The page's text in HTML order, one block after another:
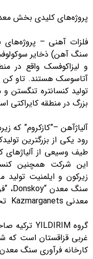
پروژه‌های کلیدی بخش
فلزات آهنی – پروژه‌های
سنگ آهن) ذخایر
و لیزاکوفسک واقع در
آتاسوسک هستند. تاو کن
تولید کنسانتره تنگستن
بزرگ در منطقه کایراکتی
رود یکی از بزرگترین
طیف وسیعی از آلیاژهای
این شرکت همچنین
زیرکون و ایلمنیت
معدنی Kazmarganets تحت مدیریت کازکروم فعالیت می‌کنند.
غربی قزاقستان است که
کارخانه فرآوری سنگ